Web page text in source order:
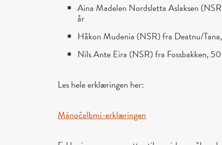
Aina Madelen Nordsletta Aslaksen
år
Håkon Mudenia (NSR) fra Deatnu/
Nils Ante Eira (NSR) fra Fossbakken,
Les hele erklæringen her:
Mánočalbmi-erklæringen